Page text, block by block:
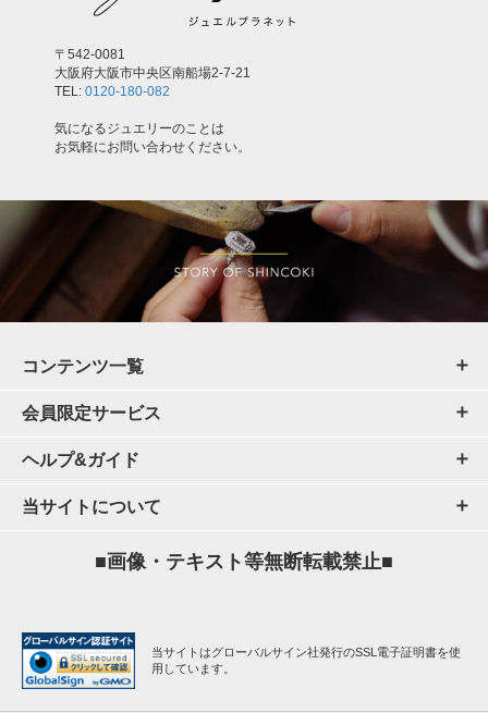
〒542-0081
大阪府大阪市中央区南船場2-7-21
TEL: 0120-180-082
気になるジュエリーのことは
お気軽にお問い合わせください。
コンテンツ一覧
会員限定サービス
ヘルプ&ガイド
当サイトについて
■画像・テキスト等無断転載禁止■
当サイトはグローバルサイン社発行のSSL電子証明書を使
用しています。